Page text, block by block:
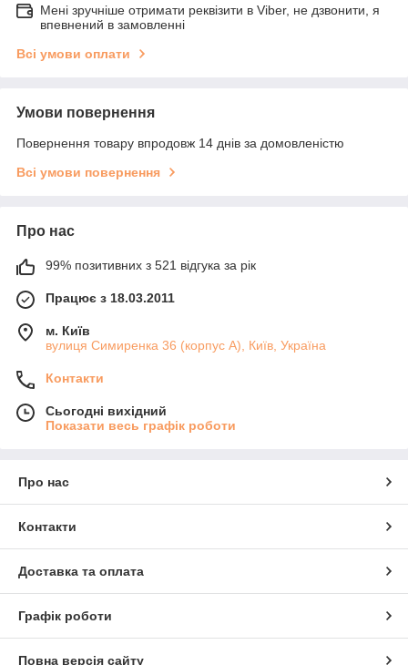
Мені зручніше отримати реквізити в Viber, не дзвонити, я
впевнений в замовленні
Всі умови оплати
Умови повернення
Повернення товару впродовж 14 днів за домовленістю
Всі умови повернення
Про нас
99% позитивних з 521 відгука за рік
Працює з 18.03.2011
м. Київ
вулиця Симиренка 36 (корпус А), Київ, Україна
Контакти
Сьогодні вихідний
Показати весь графік роботи
Про нас
Контакти
Доставка та оплата
Графік роботи
Повна версія сайту